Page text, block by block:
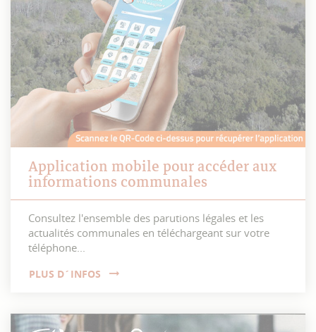
Application mobile pour accéder aux
informations communales
Consultez l'ensemble des parutions légales et les
actualités communales en téléchargeant sur votre
téléphone...
PLUS D´INFOS